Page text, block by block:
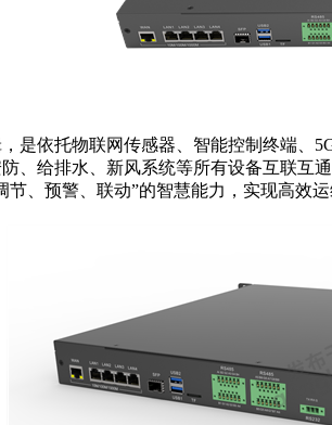
是依托物联网传感器、智能控制终端、
、给排水、新风系统等所有设备互联互
节、预警、联动”的智慧能力，实现高效